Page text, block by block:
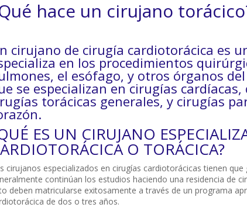
hace un cirujano
cirujano de cirugía cardiotorácica es
en los procedimientos
el esófago, y otros órganos
se especializan en cirugías
torácicas generales, y cirugías
ES UN CIRUJANO
O TORÁCICA?
cirujanos especializados en cirugías cardiotorácicas tienen
continúan los estudios haciendo una residencia de
deben matricularse exitosamente a través de un programa
de dos o tres años.